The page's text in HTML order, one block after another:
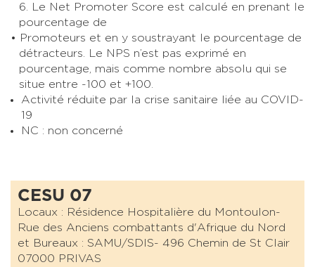
6. Le Net Promoter Score est calculé en prenant le
pourcentage de
Promoteurs et en y soustrayant le pourcentage de
détracteurs. Le NPS n’est pas exprimé en
pourcentage, mais comme nombre absolu qui se
situe entre -100 et +100.
Activité réduite par la crise sanitaire liée au COVID-
19
NC : non concerné
CESU 07
Locaux : Résidence Hospitalière du Montoulon-
Rue des Anciens combattants d'Afrique du Nord
et Bureaux : SAMU/SDIS- 496 Chemin de St Clair
07000 PRIVAS